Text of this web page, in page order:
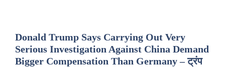
Donald Trump Says Carrying Out Very
Serious Investigation Against China Demand
Bigger Compensation Than Germany – ट्रंप